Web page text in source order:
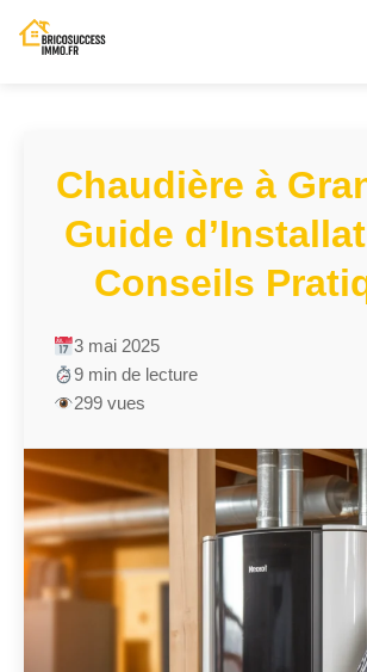
Chaudière à
Guide
Conseils
3 mai 2025
9 min de lecture
299 vues